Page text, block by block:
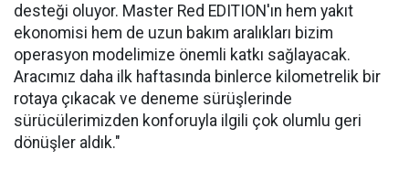
desteği oluyor. Master Red EDITION'ın hem yakıt
ekonomisi hem de uzun bakım aralıkları bizim
operasyon modelimize önemli katkı sağlayacak.
Aracımız daha ilk haftasında binlerce kilometrelik bir
rotaya çıkacak ve deneme sürüşlerinde
sürücülerimizden konforuyla ilgili çok olumlu geri
dönüşler aldık."